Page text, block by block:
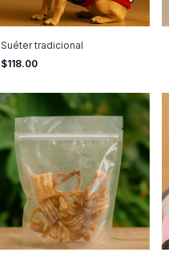
Suéter tradicional
$118.00